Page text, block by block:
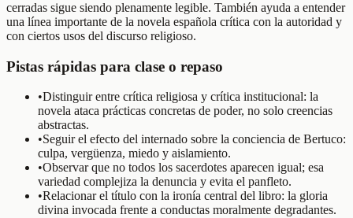
cerradas sigue siendo plenamente legible. También ayuda a entender
una línea importante de la novela española crítica con la autoridad y
con ciertos usos del discurso religioso.
Pistas rápidas para clase o repaso
•Distinguir entre crítica religiosa y crítica institucional: la
novela ataca prácticas concretas de poder, no solo creencias
abstractas.
•Seguir el efecto del internado sobre la conciencia de Bertuco:
culpa, vergüenza, miedo y aislamiento.
•Observar que no todos los sacerdotes aparecen igual; esa
variedad complejiza la denuncia y evita el panfleto.
•Relacionar el título con la ironía central del libro: la gloria
divina invocada frente a conductas moralmente degradantes.